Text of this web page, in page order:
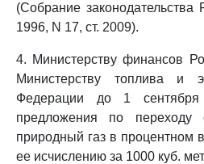
(Собрание законодательства
1996, N 17, ст. 2009).
4. Министерству финансов
Министерству топлива и
Федерации до 1 сентября
предложения по переходу
природный газ в процентном
ее исчислению за 1000 куб.